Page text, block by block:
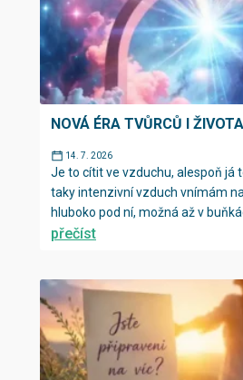
NOVÁ ÉRA TVŮRCŮ I ŽIVOTA
14. 7. 2026
Je to cítit ve vzduchu, alespoň já
taky intenzivní vzduch vnímám
hluboko pod ní, možná až v
přečíst